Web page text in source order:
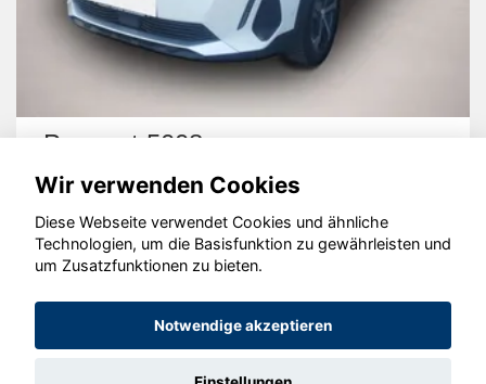
Peugeot 5008
© konjunkturmotor.de GmbH 2020 - 2026
Wir verwenden Cookies
Diese Webseite verwendet Cookies und ähnliche
Technologien, um die Basisfunktion zu gewährleisten und
um Zusatzfunktionen zu bieten.
Notwendige akzeptieren